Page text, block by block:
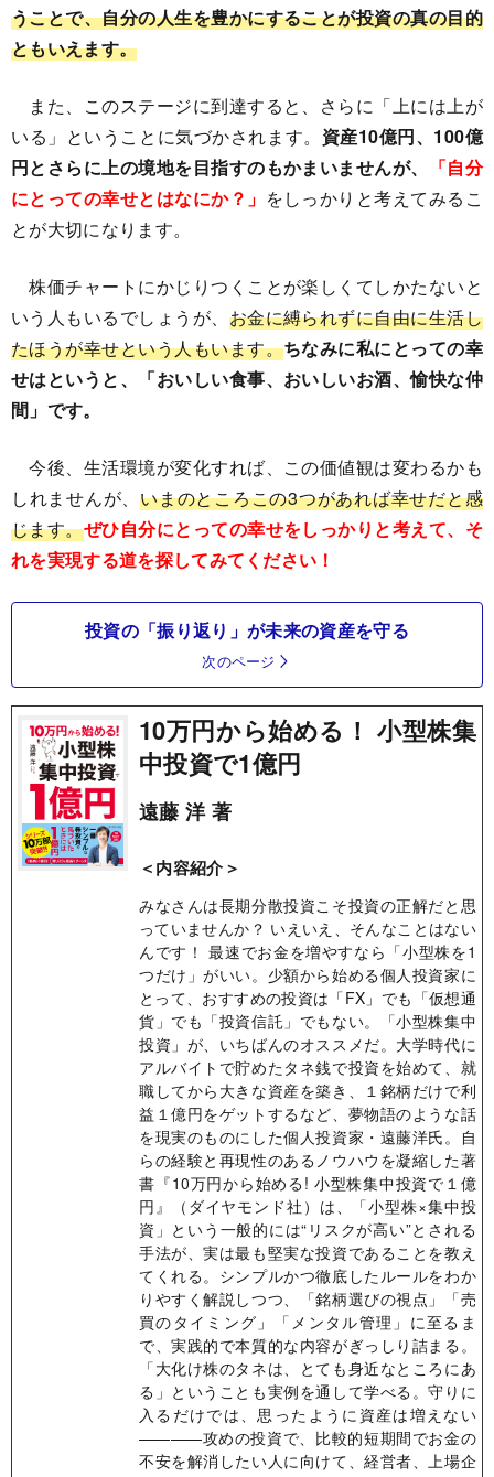
うことで、自分の人生を豊かにすることが投資の真の目的
ともいえます。
また、このステージに到達すると、さらに「上には上が
いる」ということに気づかされます。 資産10億円、100億
円とさらに上の境地を目指すのもかまいませんが、
「自分
にとっての幸せとはなにか？」 をしっかりと考えてみるこ
とが大切になります。
株価チャートにかじりつくことが楽しくてしかたないと
いう人もいるでしょうが、 お金に縛られずに自由に生活し
たほうが幸せという人もいます。ちなみに私にとっての幸
せはというと、「おいしい食事、おいしいお酒、愉快な仲
間」です。
今後、生活環境が変化すれば、この価値観は変わるかも
しれませんが、いまのところこの3つがあれば幸せだと感
じます。ぜひ自分にとっての幸せをしっかりと考えて、そ
れを実現する道を探してみてください！
投資の「振り返り」が未来の資産を守る
次のページ
10万円から始める！ 小型株集
中投資で1億円
遠藤 洋 著
＜内容紹介＞
みなさんは長期分散投資こそ投資の正解だと思
っていませんか？ いえいえ、そんなことはない
んです！ 最速でお金を増やすなら「小型株を1
つだけ」がいい。少額から始める個人投資家に
とって、おすすめの投資は「FX」でも「仮想通
貨」でも「投資信託」でもない。「小型株集中
投資」が、いちばんのオススメだ。大学時代に
アルバイトで貯めたタネ銭で投資を始めて、就
職してから大きな資産を築き、１銘柄だけで利
益１億円をゲットするなど、夢物語のような話
を現実のものにした個人投資家・遠藤洋氏。自
らの経験と再現性のあるノウハウを凝縮した著
書『10万円から始める! 小型株集中投資で１億
円』（ダイヤモンド社）は、「小型株×集中投
資」という一般的には“リスクが高い”とされる
手法が、実は最も堅実な投資であることを教え
てくれる。シンプルかつ徹底したルールをわか
りやすく解説しつつ、「銘柄選びの視点」「売
買のタイミング」「メンタル管理」に至るま
で、実践的で本質的な内容がぎっしり詰まる。
「大化け株のタネは、とても身近なところにあ
る」ということも実例を通して学べる。守りに
入るだけでは、思ったように資産は増えない
————攻めの投資で、比較的短期間でお金の
不安を解消したい人に向けて、経営者、上場企